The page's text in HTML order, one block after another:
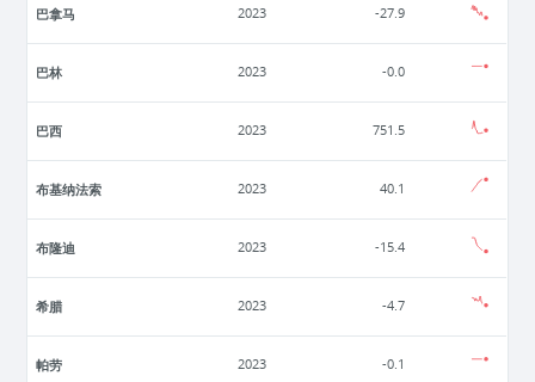
巴拿马 2023 -27.9
巴林 2023 -0.0
巴西 2023 751.5
布基纳法索 2023 40.1
布隆迪 2023 -15.4
希腊 2023 -4.7
帕劳 2023 -0.1